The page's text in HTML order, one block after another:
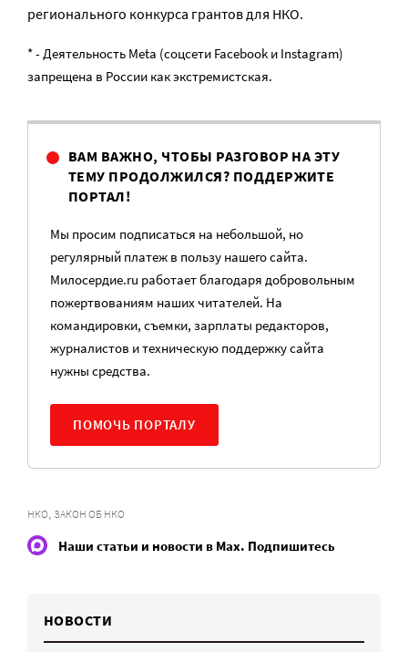
регионального конкурса грантов для НКО.
* - Деятельность Meta (соцсети Facebook и Instagram)
запрещена в России как экстремистская.
ВАМ ВАЖНО, ЧТОБЫ РАЗГОВОР НА ЭТУ
ТЕМУ ПРОДОЛЖИЛСЯ? ПОДДЕРЖИТЕ
ПОРТАЛ!
Мы просим подписаться на небольшой, но
регулярный платеж в пользу нашего сайта.
Милосердие.ru работает благодаря добровольным
пожертвованиям наших читателей. На
командировки, съемки, зарплаты редакторов,
журналистов и техническую поддержку сайта
нужны средства.
ПОМОЧЬ ПОРТАЛУ
НКО, ЗАКОН ОБ НКО
Наши статьи и новости в Max. Подпишитесь
НОВОСТИ